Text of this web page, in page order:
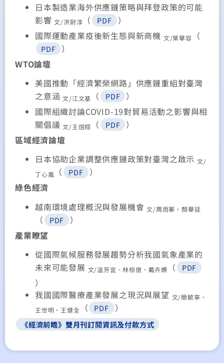
日本製造業海外供應鏈策略與拜登政策的可能
影響文/洪尉淳 （ PDF
）
國際運動產業疫後新生態與新商機 文/葉華容 （
PDF
）
WTO論壇
美國推動「經濟繁榮網路」供應鏈重組對臺灣
之意涵文/江文基 （ PDF
）
國際組織討論COVID-19對貿易活動之影響與相
關倡議文/王煜翔 （ PDF
）
區域經濟論壇
日本協助企業調整供應鏈政策對臺灣之啟示 文/
丁心嵐
（ PDF
）
綠色經濟
越南環境處理概況與發展機會文/周雨蓁、顏華廷
（ PDF
）
產業瞭望
從國際氣候服務發展趨勢分析我國氣象產業的
未來可能發展 文/溫芳宜、林桓億、戴卉姍 （ PDF
）
我國國際醫療產業發展之現況與展望 文/簡毓寧、
王世明、王健全
（ PDF ）
《經濟前瞻》雙月刊訂閱資訊及付款方式